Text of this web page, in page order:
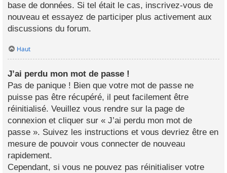
base de données. Si tel était le cas, inscrivez-vous de
nouveau et essayez de participer plus activement aux
discussions du forum.
Haut
J’ai perdu mon mot de passe !
Pas de panique ! Bien que votre mot de passe ne
puisse pas être récupéré, il peut facilement être
réinitialisé. Veuillez vous rendre sur la page de
connexion et cliquer sur « J’ai perdu mon mot de
passe ». Suivez les instructions et vous devriez être en
mesure de pouvoir vous connecter de nouveau
rapidement.
Cependant, si vous ne pouvez pas réinitialiser votre